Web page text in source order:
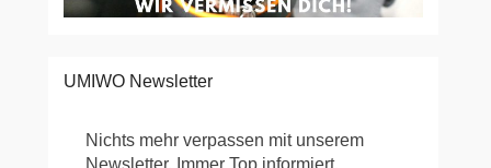
UMIWO Newsletter
Nichts mehr verpassen mit unserem
Newsletter. Immer Top informiert,